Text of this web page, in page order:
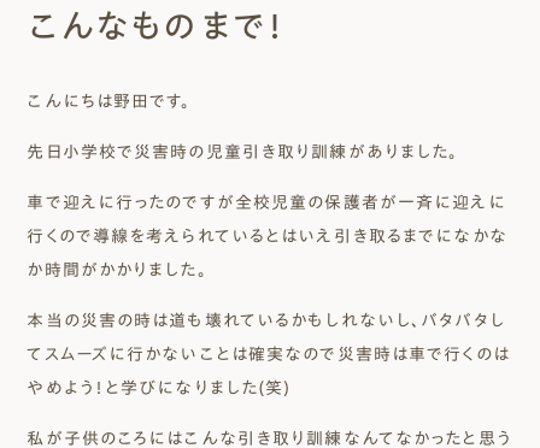
0120-40-6613
まずは相談する[無料]
モデルハウスを見る
こんなものまで！
こんにちは野田です。
先日小学校で災害時の児童引き取り訓練がありました。
車で迎えに行ったのですが全校児童の保護者が一斉に迎えに
行くので導線を考えられているとはいえ引き取るまでになかな
か時間がかかりました。
本当の災害の時は道も壊れているかもしれないし、バタバタし
てスムーズに行かないことは確実なので災害時は車で行くのは
やめよう！と学びになりました(笑)
私が子供のころにはこんな引き取り訓練なんてなかったと思う